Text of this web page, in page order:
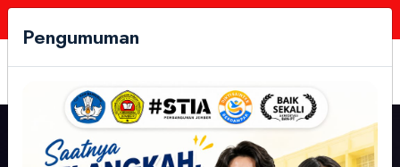
Pengumuman
BADAN AKREDITASI
NASIONAL PERGURUAN